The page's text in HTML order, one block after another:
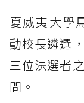
夏威夷大學
動校長遴選
三位決選者
問。